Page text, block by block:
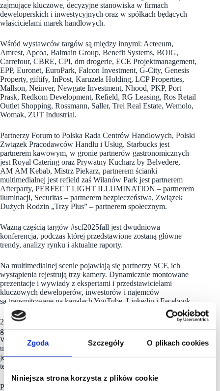
Zgoda Szczegóły O plikach cookies
Niniejsza strona korzysta z plików cookie
zajmujące kluczowe, decyzyjne stanowiska w firmach
deweloperskich i inwestycyjnych oraz w spółkach będących
właścicielami marek handlowych.
Wśród wystawców targów są między innymi: Acteeum,
Amrest, Apcoa, Balmain Group, Benefit Systems, BOIG,
Carrefour, CBRE, CPI, dm drogerie, ECE Projektmanagement,
EPP, Euronet, EuroPark, Falcon Investment, G-City, Genesis
Property, giftify, InPost, Karuzela Holding, LCP Properties,
Mallson, Neinver, Newgate Investment, Nhood, PKP, Port
Prask, Redkom Development, Refield, RG Leasing, Ros Retail
Outlet Shopping, Rossmann, Saller, Trei Real Estate, Wemolo,
Womak, ZUT Industrial.
Partnerzy Forum to Polska Rada Centrów Handlowych, Polski
Związek Pracodawców Handlu i Usług. Starbucks jest
partnerem kawowym, w gronie partnerów gastronomicznych
jest Royal Catering oraz Prywatny Kucharz by Belvedere,
AM AM Kebab, Mistrz Piekarz, partnerem ścianki
multimedialnej jest refield zaś Wilanów Park jest partnerem
Afterparty, PERFECT LIGHT ILLUMINATION – partnerem
iluminacji, Securitas – partnerem bezpieczeństwa, Związek
Dużych Rodzin „Trzy Plus” – partnerem społecznym.
Ważną częścią targów #scf2025fall jest dwudniowa
konferencja, podczas której przedstawione zostaną główne
trendy, analizy rynku i aktualne raporty.
Na multimedialnej scenie pojawiają się partnerzy SCF, ich
wystąpienia rejestrują trzy kamery. Dynamicznie montowane
prezentacje i wywiady z ekspertami i przedstawicielami
kluczowych deweloperów, inwestorów i najemców
są transmitowane na kanałach YouTube, Linkedin i Facebook.
24 września 2025, godzina 19:00 – dokładnie wtedy pierwsi
goście wejdą do Klubu BANK na ulicy Mazowieckiej.
W Afterparty, kończącym pierwszy dzień #scf2025fall, wezmą
udział posiadacze kart wstępu VIP. Jednak lista uczestników
jest ograniczona do 300 osób. Dlatego decydować będzie
termin zakupu karty wstępu.
Partnerem Afterparty jest